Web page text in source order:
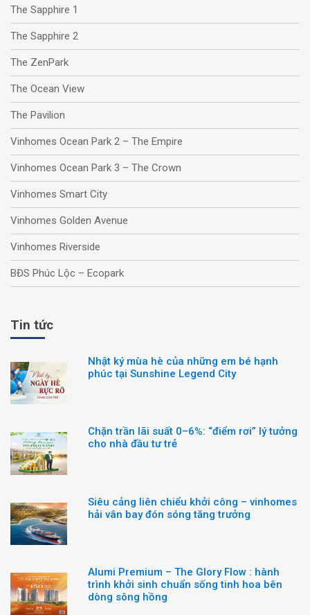
The Sapphire 1
The Sapphire 2
The ZenPark
The Ocean View
The Pavilion
Vinhomes Ocean Park 2 – The Empire
Vinhomes Ocean Park 3 – The Crown
Vinhomes Smart City
Vinhomes Golden Avenue
Vinhomes Riverside
BĐS Phúc Lộc – Ecopark
Tin tức
Nhật ký mùa hè của những em bé hạnh
phúc tại Sunshine Legend City
Chặn trần lãi suất 0–6%: “điểm rơi” lý tưởng
cho nhà đầu tư trẻ
Siêu cảng liên chiểu khởi công – vinhomes
hải vân bay đón sóng tăng trưởng
Alumi Premium – The Glory Flow : hành
trình khởi sinh chuẩn sống tinh hoa bên
dòng sông hồng